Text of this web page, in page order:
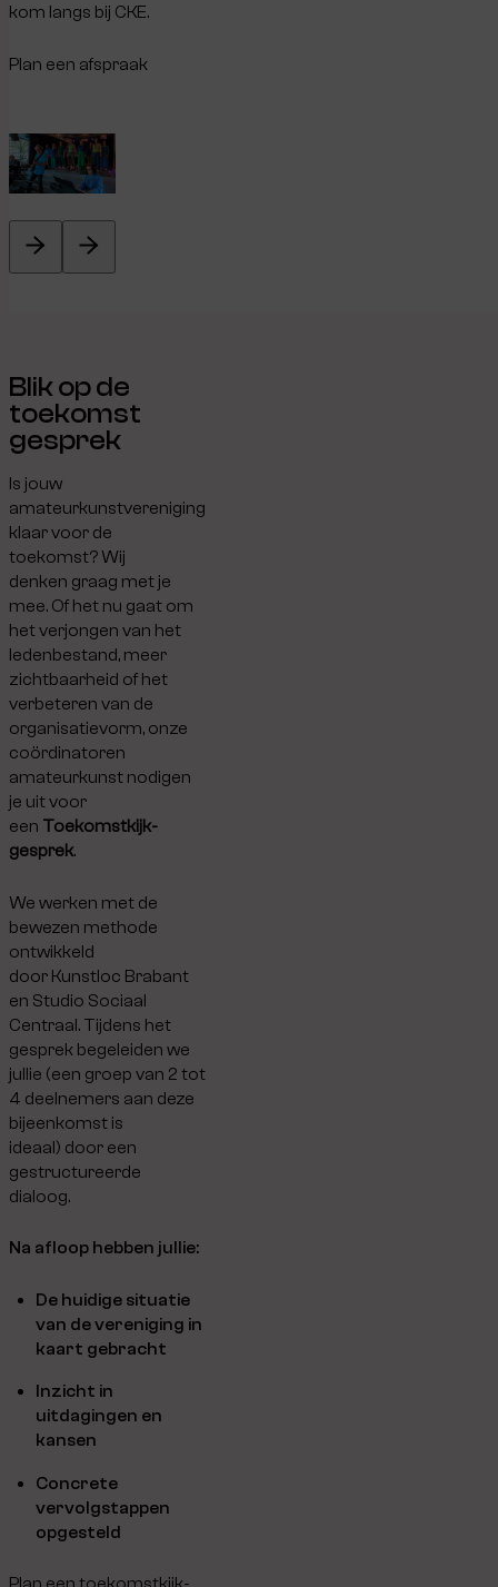
kom langs bij CKE.
Plan een afspraak
Blik op de
toekomst
gesprek
Is jouw
amateurkunstvereniging
klaar voor de
toekomst? Wij
denken graag met je
mee. Of het nu gaat om
het verjongen van het
ledenbestand, meer
zichtbaarheid of het
verbeteren van de
organisatievorm, onze
coördinatoren
amateurkunst nodigen
je uit voor
een Toekomstkijk-
gesprek.
We werken met de
bewezen methode
ontwikkeld
door Kunstloc Brabant
en Studio Sociaal
Centraal. Tijdens het
gesprek begeleiden we
jullie (een groep van 2 tot
4 deelnemers aan deze
bijeenkomst is
ideaal) door een
gestructureerde
dialoog.
Na afloop hebben jullie:
De huidige situatie
van de vereniging in
kaart gebracht
Inzicht in
uitdagingen en
kansen
Concrete
vervolgstappen
opgesteld